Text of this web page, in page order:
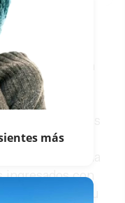
de ingresos
aunque los
19 siguen
a
estábamos
encontrar cifras
también han
habiendo una
ingresados con
más